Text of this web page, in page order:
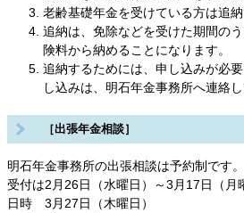
老齢基礎年金を受けている方は追納
追納は、免除などを受けた期間の
険料から納めることになります。
追納するためには、申し込みが必
し込みは、明石年金事務所へ連絡し
［出張年金相談］
明石年金事務所の出張相談は予約制です。
受付は2月26日（水曜日）～3月17日（月
日時 3月27日（木曜日）